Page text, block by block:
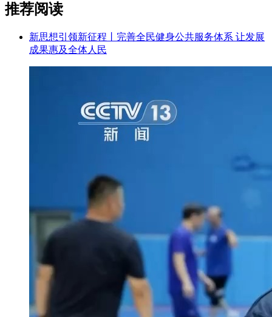
推荐阅读
新思想引领新征程丨完善全民健身公共服务体系 让发展
成果惠及全体人民